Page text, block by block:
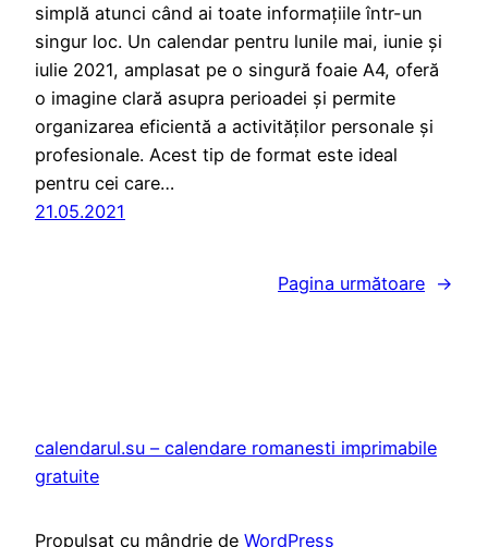
simplă atunci când ai toate informațiile într-un
singur loc. Un calendar pentru lunile mai, iunie și
iulie 2021, amplasat pe o singură foaie A4, oferă
o imagine clară asupra perioadei și permite
organizarea eficientă a activităților personale și
profesionale. Acest tip de format este ideal
pentru cei care…
21.05.2021
Pagina următoare →
calendarul.su – calendare romanesti imprimabile
gratuite
Propulsat cu mândrie de WordPress